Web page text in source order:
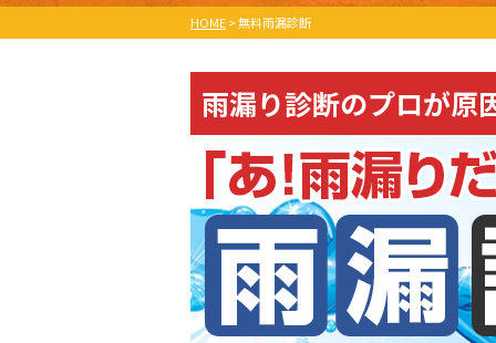
HOME>無料雨漏診断
雨漏り診断のプロが原